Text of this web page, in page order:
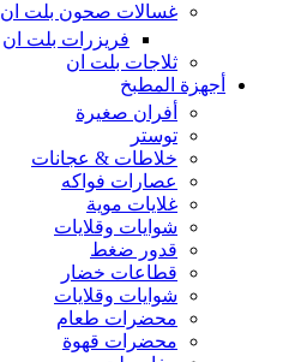
غسالات صحون بلت ان
فريزرات بلت ان
ثلاجات بلت ان
أجهزة المطبخ
أفران صغيرة
توستر
خلاطات & عجانات
عصارات فواكه
غلايات موية
شوايات وقلايات
قدور ضغط
قطاعات خضار
شوايات وقلايات
محضرات طعام
محضرات قهوة